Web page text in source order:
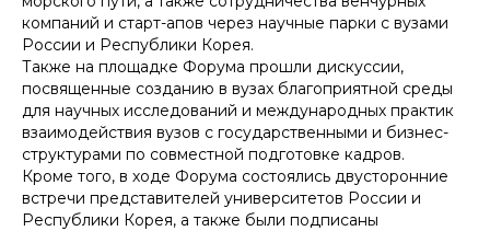
компаний и старт-апов через научные парки с вузами
России и Республики Корея.
Также на площадке Форума прошли дискуссии,
посвященные созданию в вузах благоприятной среды
для научных исследований и международных практик
взаимодействия вузов с государственными и бизнес-
структурами по совместной подготовке кадров.
Кроме того, в ходе Форума состоялись двусторонние
встречи представителей университетов России и
Республики Корея, а также были подписаны